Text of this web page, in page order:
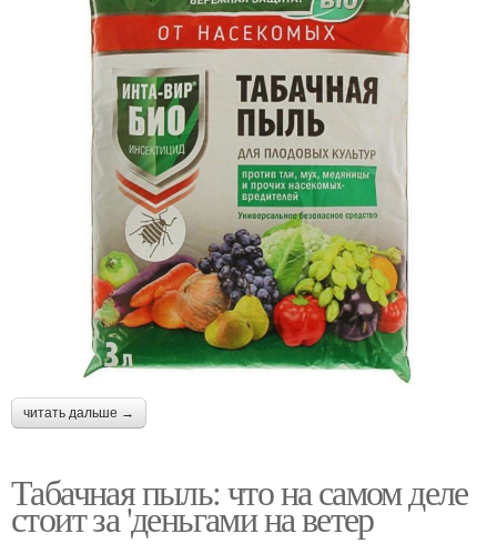
читать дальше →
Табачная пыль: что на самом деле
стоит за 'деньгами на ветер